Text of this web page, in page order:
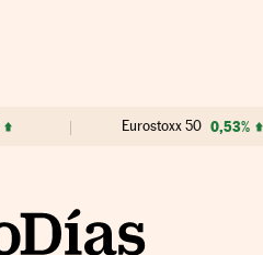
Eurostoxx 50 0,53%